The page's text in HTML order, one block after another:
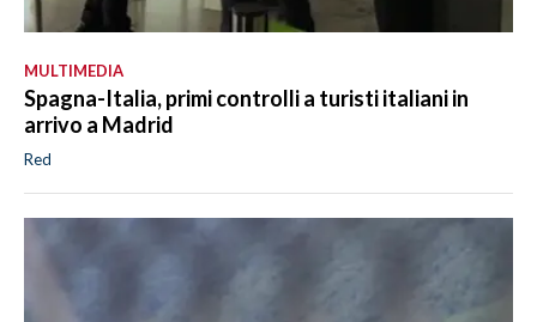
MULTIMEDIA
Spagna-Italia, primi controlli a turisti italiani in
arrivo a Madrid
Red